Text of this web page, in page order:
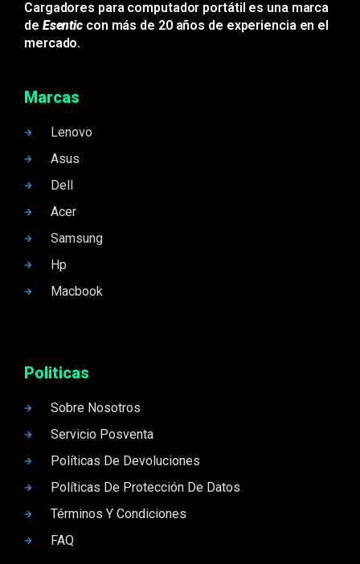
Cargadores para computador portátil es una marca
de Esentic con más de 20 años de experiencia en el
mercado.
Marcas
Lenovo
Asus
Dell
Acer
Samsung
Hp
Macbook
Politicas
Sobre Nosotros
Servicio Posventa
Políticas De Devoluciones
Políticas De Protección De Datos
Términos Y Condiciones
FAQ